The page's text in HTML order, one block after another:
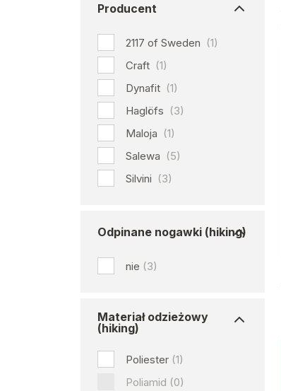
Producent
2117 of Sweden (1)
Craft (1)
Dynafit (1)
Haglöfs (3)
Maloja (1)
Salewa (5)
Silvini (3)
Odpinane nogawki (hiking)
nie (3)
Materiał odzieżowy
(hiking)
Poliester (1)
Poliamid (0)